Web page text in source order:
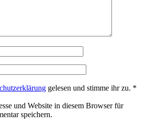
gelesen und stimme ihr zu. *
und Website in diesem Browser für
speichern.